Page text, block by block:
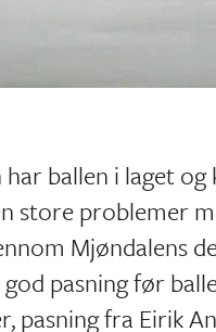
ballen i laget
store problemer
Mjøndalens
pasning før
pasning fra Eirik